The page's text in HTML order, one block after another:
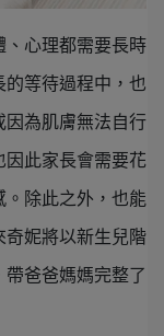
、心理都需要長時
的等待過程中，也
因為肌膚無法自行
因此家長會需要花
。除此之外，也能
奇妮將以新生兒階
爸爸媽媽完整了